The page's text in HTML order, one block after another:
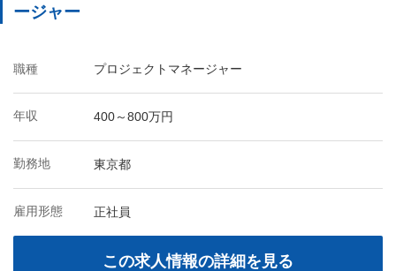
ージャー
職種 プロジェクトマネージャー
年収 400～800万円
勤務地 東京都
雇用形態 正社員
この求人情報の詳細を見る